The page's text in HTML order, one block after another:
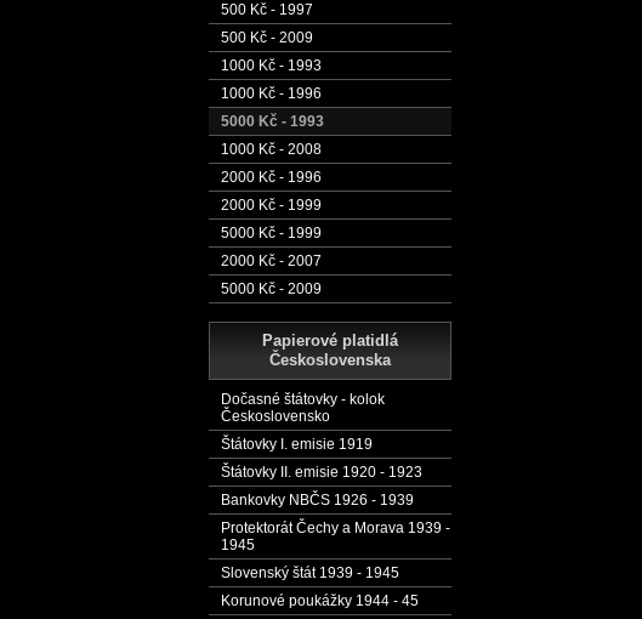
500 Kč - 1997
500 Kč - 2009
1000 Kč - 1993
1000 Kč - 1996
5000 Kč - 1993
1000 Kč - 2008
2000 Kč - 1996
2000 Kč - 1999
5000 Kč - 1999
2000 Kč - 2007
5000 Kč - 2009
Papierové platidlá
Československa
Dočasné štátovky - kolok
Československo
Štátovky I. emisie 1919
Štátovky II. emisie 1920 - 1923
Bankovky NBČS 1926 - 1939
Protektorát Čechy a Morava 1939 -
1945
Slovenský štát 1939 - 1945
Korunové poukážky 1944 - 45